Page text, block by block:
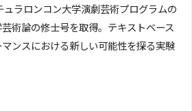
ラロンコン大学演劇芸術プログラムの
術論の修士号を取得。テキストベース
ンスにおける新しい可能性を探る実験